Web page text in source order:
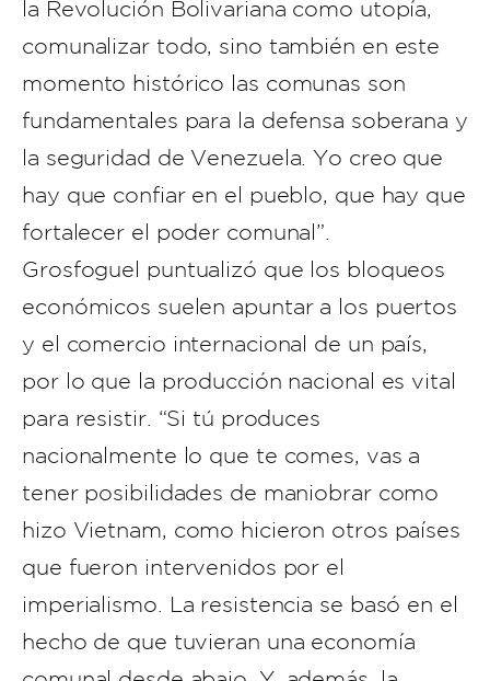
la Revolución Bolivariana como utopía,
comunalizar todo, sino también en este
momento histórico las comunas son
fundamentales para la defensa soberana y
la seguridad de Venezuela. Yo creo que
hay que confiar en el pueblo, que hay que
fortalecer el poder comunal”.
Grosfoguel puntualizó que los bloqueos
económicos suelen apuntar a los puertos
y el comercio internacional de un país,
por lo que la producción nacional es vital
para resistir. “Si tú produces
nacionalmente lo que te comes, vas a
tener posibilidades de maniobrar como
hizo Vietnam, como hicieron otros países
que fueron intervenidos por el
imperialismo. La resistencia se basó en el
hecho de que tuvieran una economía